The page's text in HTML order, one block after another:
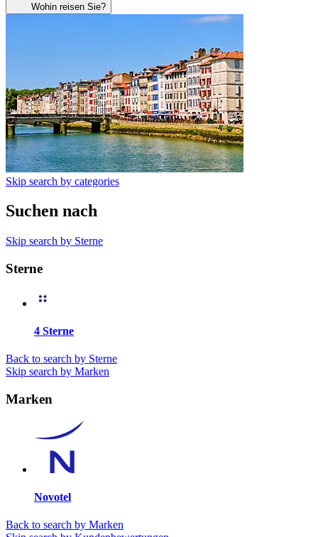
Wohin reisen Sie?
Skip search by categories
Suchen nach
Skip search by Sterne
Sterne
4 Sterne
Back to search by Sterne
Skip search by Marken
Marken
Novotel
Back to search by Marken